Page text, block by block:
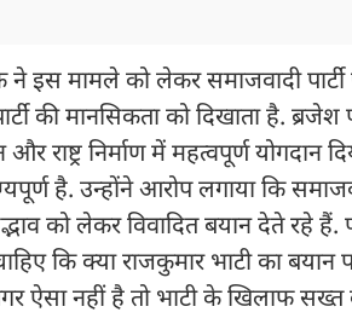
इस मामले को लेकर समाजवादी पार्टी
की मानसिकता को दिखाता है. ब्रजेश
राष्ट्र निर्माण में महत्वपूर्ण
है. उन्होंने आरोप लगाया कि
को लेकर विवादित बयान देते रहे हैं.
कि क्या राजकुमार भाटी का बयान
ऐसा नहीं है तो भाटी के खिलाफ सख्त